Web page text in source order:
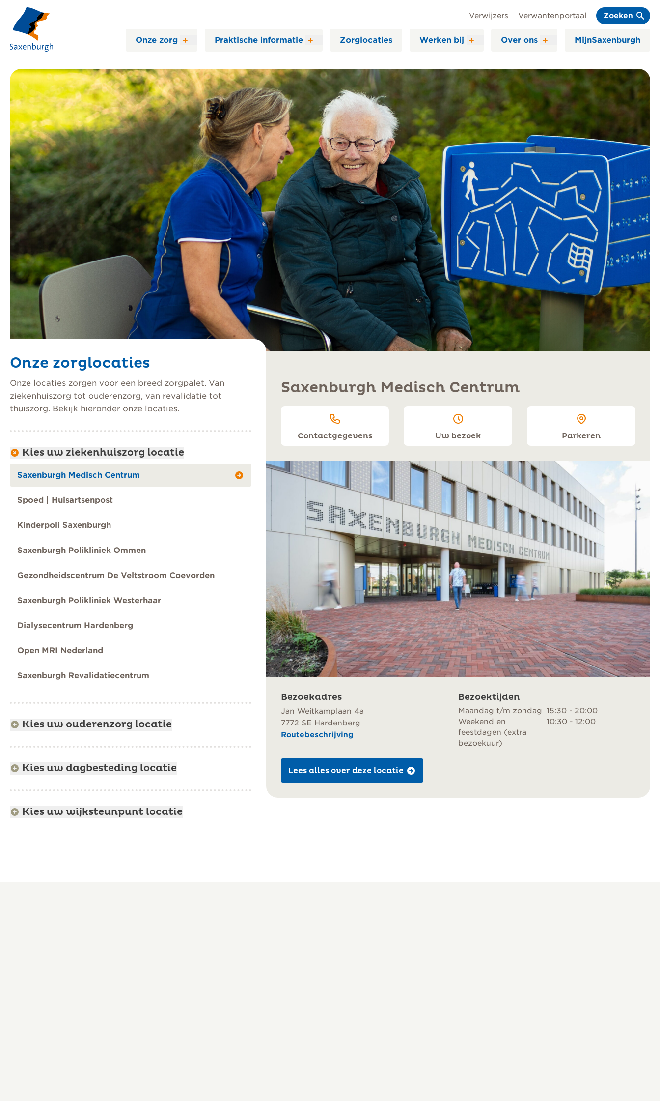
Onze zorg Praktische informatie Zorglocaties Werken bij Over ons MijnSaxenburgh
Verwijzers Verwantenportaal Zoeken
Onze zorglocaties
Onze locaties zorgen voor een breed zorgpalet. Van
ziekenhuiszorg tot ouderenzorg, van revalidatie tot
thuiszorg. Bekijk hieronder onze locaties.
Kies uw ziekenhuiszorg locatie
Saxenburgh Medisch Centrum
Spoed | Huisartsenpost
Kinderpoli Saxenburgh
Saxenburgh Polikliniek Ommen
Gezondheidscentrum De Veltstroom Coevorden
Saxenburgh Polikliniek Westerhaar
Dialysecentrum Hardenberg
Open MRI Nederland
Saxenburgh Revalidatiecentrum
Kies uw ouderenzorg locatie
Kies uw dagbesteding locatie
Kies uw wijksteunpunt locatie
Saxenburgh Medisch Centrum
Contactgegevens Uw bezoek Parkeren
Bezoekadres
Jan Weitkamplaan 4a
7772 SE Hardenberg
Routebeschrijving
Bezoektijden
Maandag t/m zondag
15:30 - 20:00
Weekend en
feestdagen (extra
bezoekuur)
10:30 - 12:00
Lees alles over deze locatie